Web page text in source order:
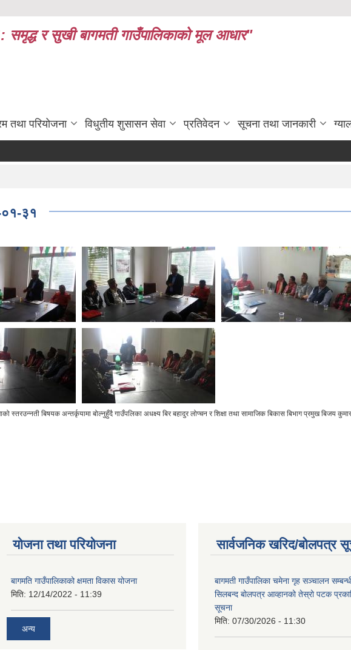
: समृद्ध र सुखी बागमती गाउँपालिकाको मूल आधार"
तथा परियोजना विधुतीय शुसासन सेवा प्रतिवेदन सूचना तथा जानकारी
०१-३१
स्तरउन्नती बिषयक अन्तर्कृयामा बोल्नुहुँदै गाउँपलिका अधक्ष्य बिर बहादुर लोप्चन र शिक्षा तथा सामाजिक बिकास बिभाग प्रमुख बिजय
योजना तथा परियोजना
बागमति गाउँपालिकाको क्षमता विकास योजना
मिति: 12/14/2022 - 11:39
अन्य
सार्वजनिक खरिद/बोलपत्र
बागमती गाउँपालिका चमेना गृह सञ्चालन
सिलबन्द बोलपत्र आव्हानको तेस्रो पटक
सूचना
मिति: 07/30/2026 - 11:30